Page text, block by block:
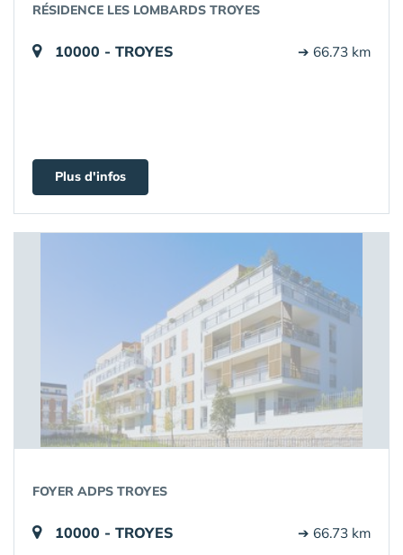
RÉSIDENCE LES LOMBARDS TROYES
10000 - TROYES ➔ 66.73 km
Plus d'infos
FOYER ADPS TROYES
10000 - TROYES ➔ 66.73 km